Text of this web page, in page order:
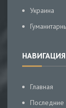
Украина
НАВИГАЦИЯ
Главная
Последние